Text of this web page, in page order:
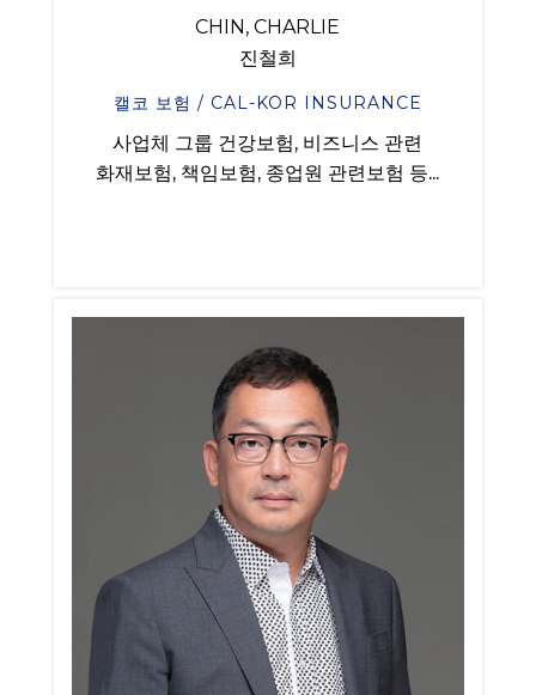
CHIN, CHARLIE
진철희
캘코 보험 / CAL-KOR INSURANCE
사업체 그룹 건강보험, 비즈니스 관련
화재보험, 책임보험, 종업원 관련보험 등...